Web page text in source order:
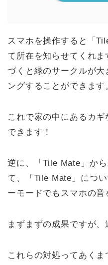
スマホを操作すると「
て所在を知らせてくれ
づくと緑のサークルが
ングすることができます
これで家の中にあるカ
できます！
逆に、「Tile Mate」か
て、「Tile Mate」につ
ーモードでもスマホの音
まずまずの成果ですが、
これらの対処ってあく